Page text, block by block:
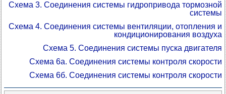
Схема 3. Соединения системы гидропривода тормозной
системы
Схема 4. Соединения системы вентиляции, отопления и
кондиционирования воздуха
Схема 5. Соединения системы пуска двигателя
Схема 6а. Соединения системы контроля скорости
Схема 6б. Соединения системы контроля скорости